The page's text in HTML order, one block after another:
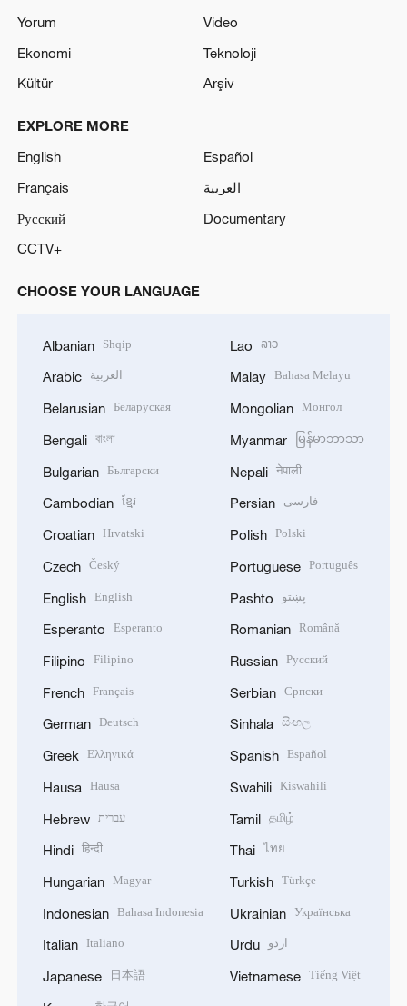
Yorum
Video
Ekonomi
Teknoloji
Kültür
Arşiv
EXPLORE MORE
English
Español
Français
العربية
Русский
Documentary
CCTV+
CHOOSE YOUR LANGUAGE
Albanian Shqip
Arabic العربية
Belarusian Беларуская
Bengali বাংলা
Bulgarian Български
Cambodian ខ្មែរ
Croatian Hrvatski
Czech Český
English English
Esperanto Esperanto
Filipino Filipino
French Français
German Deutsch
Greek Ελληνικά
Hausa Hausa
Hebrew עברית
Hindi हिन्दी
Hungarian Magyar
Indonesian Bahasa Indonesia
Italian Italiano
Japanese 日本語
Lao ລາວ
Malay Bahasa Melayu
Mongolian Монгол
Myanmar မြန်မာဘာသာ
Nepali नेपाली
Persian فارسی
Polish Polski
Portuguese Português
Pashto پښتو
Romanian Română
Russian Русский
Serbian Српски
Sinhala සිංහල
Spanish Español
Swahili Kiswahili
Tamil தமிழ்
Thai ไทย
Turkish Türkçe
Ukrainian Українська
Urdu اردو
Vietnamese Tiếng Việt